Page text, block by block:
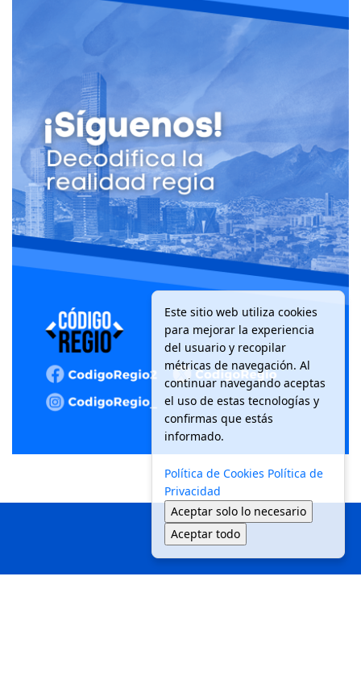
Este sitio web utiliza cookies
para mejorar la experiencia
del usuario y recopilar
métricas de navegación. Al
continuar navegando aceptas
el uso de estas tecnologías y
confirmas que estás
informado.
Política de Cookies Política de
Privacidad
Aceptar solo lo necesario
Aceptar todo